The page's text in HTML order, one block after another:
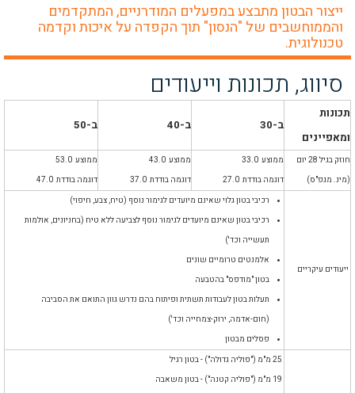
ייצור הבטון מתבצע במפעלים המודרניים, המתקדמים
והממוחשבים של "הנסון" תוך הקפדה על איכות וקדמה
טכנולוגית.
סיווג, תכונות וייעודים
תכונות
ומאפיינים
ב-30 ב-40 ב-50
חוזק בגיל 28 יום
(מינ. מגפ"ס)
ממוצע 33.0
דוגמה בודדת 27.0
ממוצע 43.0
דוגמה בודדת 37.0
ממוצע 53.0
דוגמה בודדת 47.0
ייעודים עיקריים
רכיבי בטון גלוי שאינם מיועדים לגימור נוסף (טיח, צבע, חיפוי)
רכיבי בטון שאינם מיועדים לגימור נוסף לצביעה ללא טיח (בחניונים, אולמות
תעשייה וכד')
אלמנטים טרומיים שונים
בטון "מודפס" בהטבעה
תעלות בטון לעבודות תשתית ופיתוח בהם נדרש גוון התואם את הסביבה
(חום-אדמה, ירוק-צמחייה וכד')
פסלים מבטון